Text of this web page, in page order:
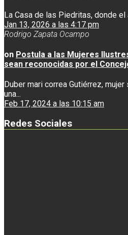
La Casa de las Piedritas, donde el
Jan 13, 2026 a las 4:17 pm
Rodrigo Zapata Ocampo
on Postula a las Mujeres
sean reconocidas por el
Duber mari correa Gutiérrez,
una...
Feb 17, 2024 a las 10:15 am
Redes Sociales